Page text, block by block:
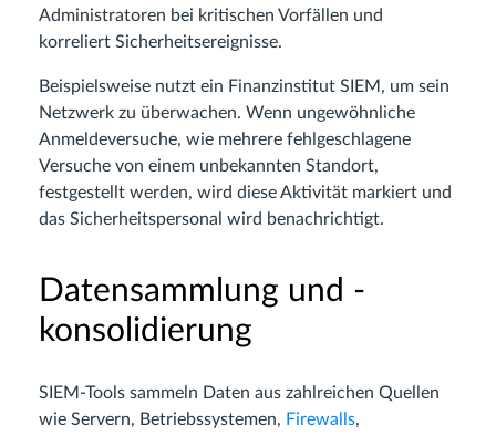
Administratoren bei kritischen Vorfällen und
korreliert Sicherheitsereignisse.
Beispielsweise nutzt ein Finanzinstitut SIEM, um sein
Netzwerk zu überwachen. Wenn ungewöhnliche
Anmeldeversuche, wie mehrere fehlgeschlagene
Versuche von einem unbekannten Standort,
festgestellt werden, wird diese Aktivität markiert und
das Sicherheitspersonal wird benachrichtigt.
Datensammlung und -
konsolidierung
SIEM-Tools sammeln Daten aus zahlreichen Quellen
wie Servern, Betriebssystemen, Firewalls,